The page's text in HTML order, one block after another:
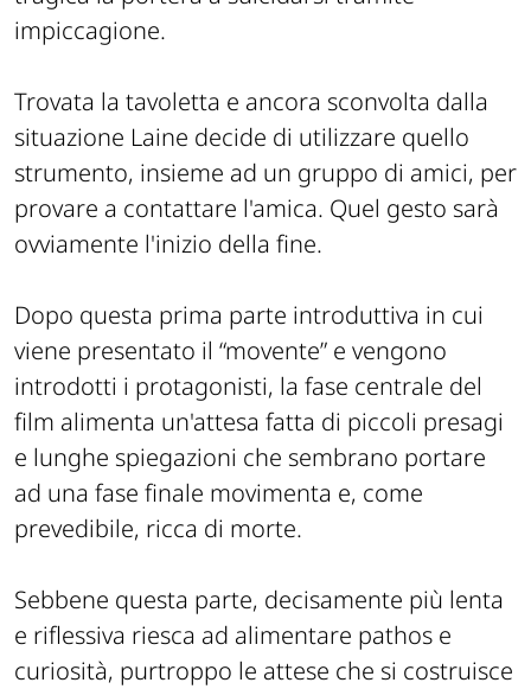
impiccagione.
Trovata la tavoletta e ancora sconvolta dalla
situazione Laine decide di utilizzare quello
strumento, insieme ad un gruppo di amici, per
provare a contattare l'amica. Quel gesto sarà
ovviamente l'inizio della fine.
Dopo questa prima parte introduttiva in cui
viene presentato il “movente” e vengono
introdotti i protagonisti, la fase centrale del
film alimenta un'attesa fatta di piccoli presagi
e lunghe spiegazioni che sembrano portare
ad una fase finale movimenta e, come
prevedibile, ricca di morte.
Sebbene questa parte, decisamente più lenta
e riflessiva riesca ad alimentare pathos e
curiosità, purtroppo le attese che si costruisce